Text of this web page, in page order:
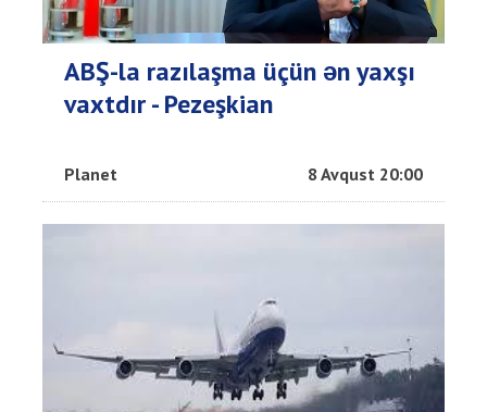
ABŞ-la razılaşma üçün ən yaxşı
vaxtdır - Pezeşkian
Planet 8 Avqust 20:00